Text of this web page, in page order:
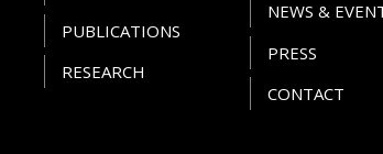
PUBLICATIONS
RESEARCH
NEWS &
PRESS
CONTACT